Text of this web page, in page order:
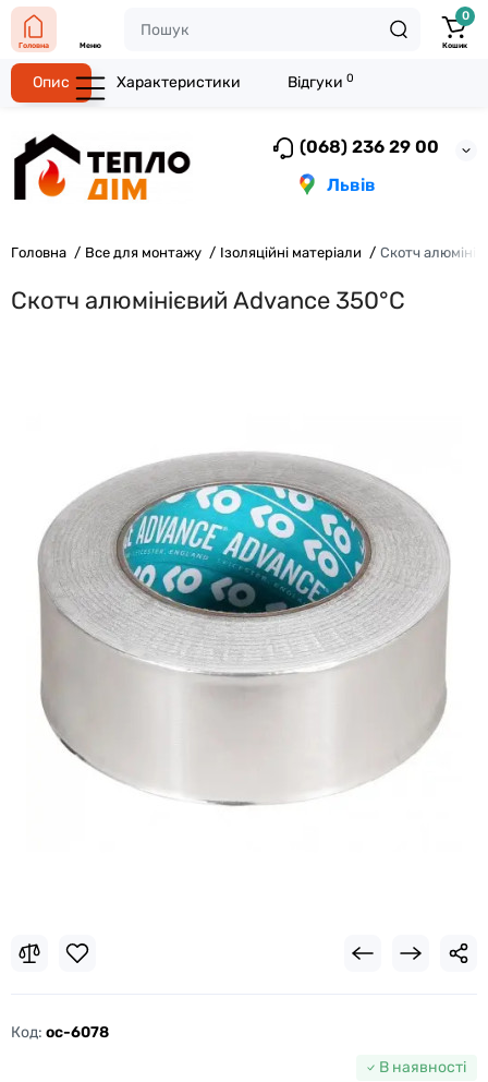
(068) 236 29 00
Львів
Головна Меню
0
Кошик
Головна Все для монтажу Ізоляційні матеріали Скотч
Скотч алюмінієвий Advance 350°C
Код: oc-6078
В наявності
Опис Характеристики Відгуки 0